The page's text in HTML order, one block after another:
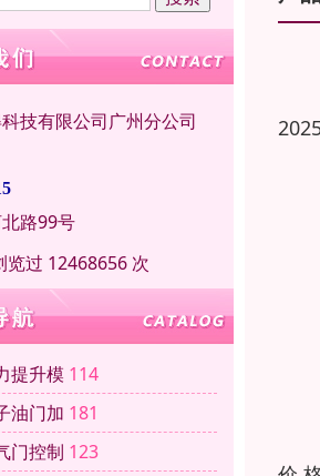
技有限公司广州分公司
路99号
览过 12468656 次
提升模 114
油门加 181
门控制 123